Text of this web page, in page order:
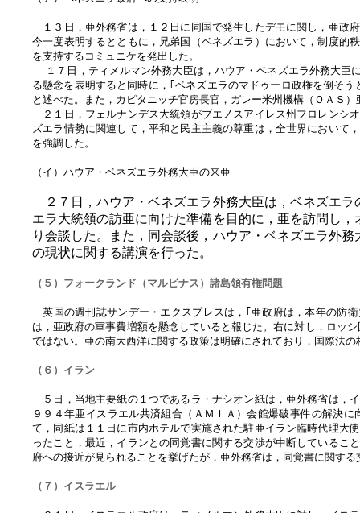
１３日，亜外務省は，１２日に同国で発生したデモに関し，亜政
今一度表明するとともに，兄弟国（ベネズエラ）において，制度的
を支持するコミュニケを発出した。
１７日，ティメルマン外務大臣は，ハウア・ベネズエラ外務大臣
る懸念を表明すると同時に，｢ベネズエラのマドゥーロ政権を倒そ
と述べた。また，カピタニッチ官房長官，ガレー米州機構（ＯＡＳ
２１日，フェルナンデス大統領がブエノスアイレス州フロレンシ
ズエラ情勢に関連して，平和と民主主義の尊重は，全世界において
を強調した。
（イ）ハウア・ベネズエラ外務大臣の来亜
２７日，ハウア・ベネズエラ外務大臣は，ベネズエ
エラ大統領の訪亜に向けた準備を目的に，亜を訪問し
り会談した。また，同会談後，ハウア・ベネズエラ外
の現状に関する講演を行った。
（５）フォークランド（マルビナス）諸島領有権問題
英国の週刊誌サンデー・エクスプレスは，｢亜政府は，本年の防
は，亜政府の軍事費増額を懸念していると報じた。右に対し，ロッ
ではない。亜の南大西洋に関する政策は明確にされており，国際法
（６）イラン
５日，当地主要紙の１つであるラ・ナシオン紙は，亜外務省は，
９９４年亜イスラエル共済組合（ＡＭＩＡ）会館爆破事件の解決
て，同紙は１１日に市内ホテルで実施された駐亜イラン臨時代理大
ったこと，最近，イランとの同覚書に関する交渉が中断しているこ
府への接近が見られることを挙げたが，亜外務省は，同覚書に関す
（７）イスラエル